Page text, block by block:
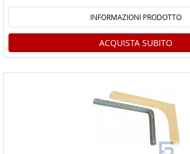
INFORMAZIONI PRODOTTO
ACQUISTA SUBITO